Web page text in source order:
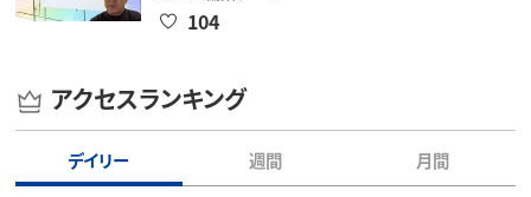
104
アクセスランキング
デイリー 週間 月間